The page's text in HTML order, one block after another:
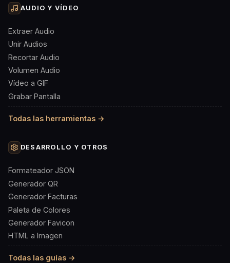
AUDIO Y VÍDEO
Extraer Audio
Unir Audios
Recortar Audio
Volumen Audio
Vídeo a GIF
Grabar Pantalla
Todas las herramientas →
DESARROLLO Y OTROS
Formateador JSON
Generador QR
Generador Facturas
Paleta de Colores
Generador Favicon
HTML a Imagen
Todas las guías →